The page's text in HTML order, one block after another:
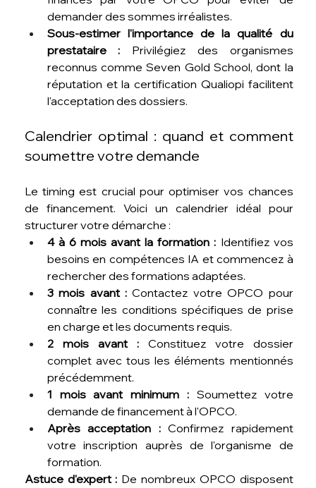
demander des sommes irréalistes.
Sous-estimer l'importance de la qualité du
prestataire : Privilégiez des organismes
reconnus comme Seven Gold School, dont la
réputation et la certification Qualiopi facilitent
l'acceptation des dossiers.
Calendrier optimal : quand et comment
soumettre votre demande
Le timing est crucial pour optimiser vos chances
de financement. Voici un calendrier idéal pour
structurer votre démarche :
4 à 6 mois avant la formation : Identifiez vos
besoins en compétences IA et commencez à
rechercher des formations adaptées.
3 mois avant : Contactez votre OPCO pour
connaître les conditions spécifiques de prise
en charge et les documents requis.
2 mois avant : Constituez votre dossier
complet avec tous les éléments mentionnés
précédemment.
1 mois avant minimum : Soumettez votre
demande de financement à l'OPCO.
Après acceptation : Confirmez rapidement
votre inscription auprès de l'organisme de
formation.
Astuce d'expert : De nombreux OPCO disposent